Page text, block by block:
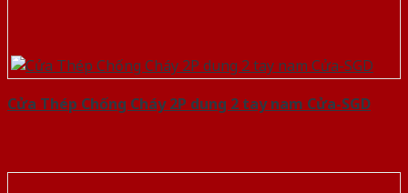
Cửa Thép Chống Cháy 2P dung 2 tay nam Cửa-SGD